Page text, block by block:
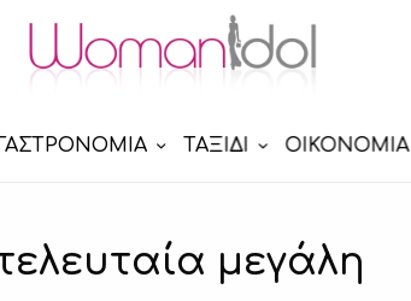
ΤΑΞΙΔΙ ΟΙΚΟΝΟΜΙΑ
μεγάλη